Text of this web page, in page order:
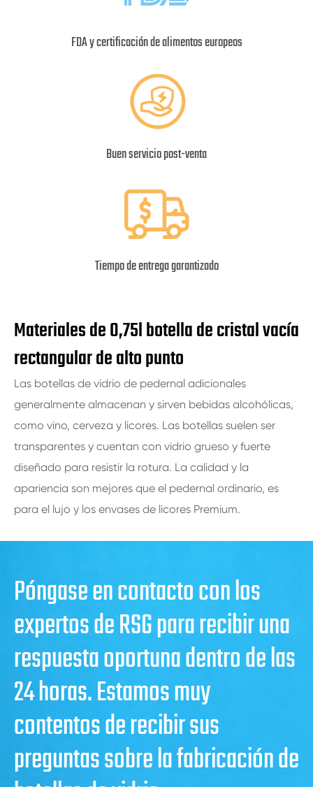
FDA y certificación de alimentos europeos
Buen servicio post-venta
Tiempo de entrega garantizado
Materiales de 0,75l botella de cristal vacía
rectangular de alto punto
Las botellas de vidrio de pedernal adicionales
generalmente almacenan y sirven bebidas alcohólicas,
como vino, cerveza y licores. Las botellas suelen ser
transparentes y cuentan con vidrio grueso y fuerte
diseñado para resistir la rotura. La calidad y la
apariencia son mejores que el pedernal ordinario, es
para el lujo y los envases de licores Premium.
Póngase en contacto con los
expertos de RSG para recibir una
respuesta oportuna dentro de las
24 horas. Estamos muy
contentos de recibir sus
preguntas sobre la fabricación de